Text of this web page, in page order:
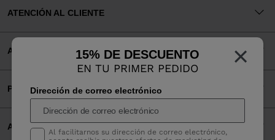
×
15% DE DESCUENTO
EN TU PRIMER PEDIDO
Dirección de correo electrónico
Al facilitarnos su dirección de correo electrónico,
ATENCIÓN AL CLIENTE
AVISOS LEGALES
PAGOS ACEPTADOS
APP